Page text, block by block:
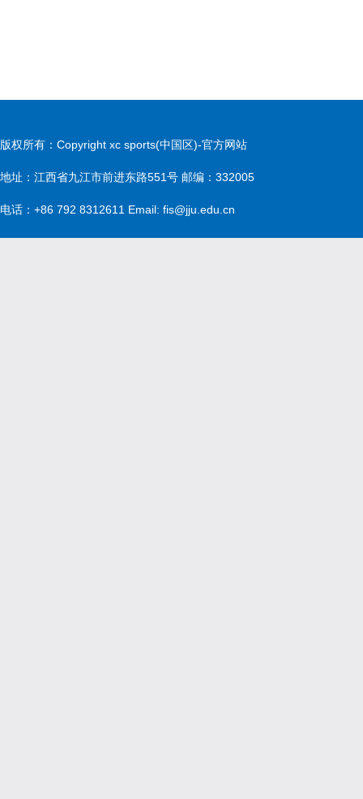
版权所有：Copyright xc sports(中国区)-官方网站
地址：江西省九江市前进东路551号 邮编：332005
电话：+86 792 8312611 Email: fis@jju.edu.cn